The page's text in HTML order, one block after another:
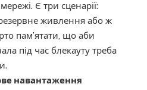
Є три сценарії:
живлення або ж
пам’ятати, що аби
під час блекауту треба
навантаження